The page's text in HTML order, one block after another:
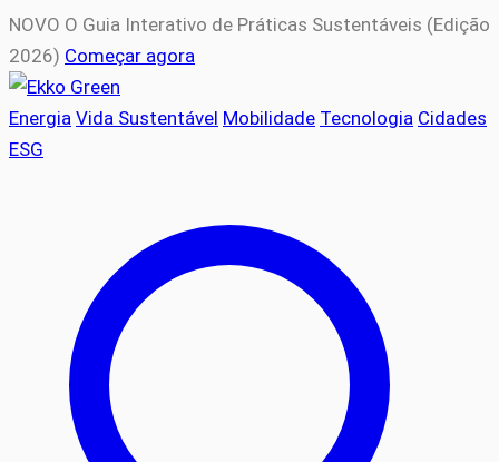
NOVO O Guia Interativo de Práticas Sustentáveis (Edição
2026) Começar agora
Energia Vida Sustentável Mobilidade Tecnologia Cidades
ESG